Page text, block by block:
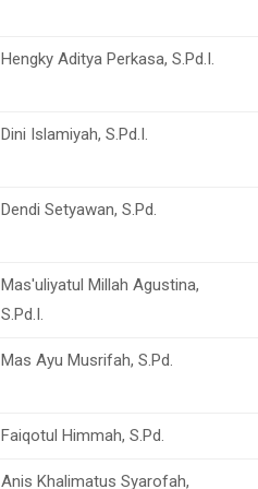
Hengky Aditya Perkasa, S.Pd.I.
Dini Islamiyah, S.Pd.I.
Dendi Setyawan, S.Pd.
Mas'uliyatul Millah Agustina,
S.Pd.I.
Mas Ayu Musrifah, S.Pd.
Faiqotul Himmah, S.Pd.
Anis Khalimatus Syarofah,